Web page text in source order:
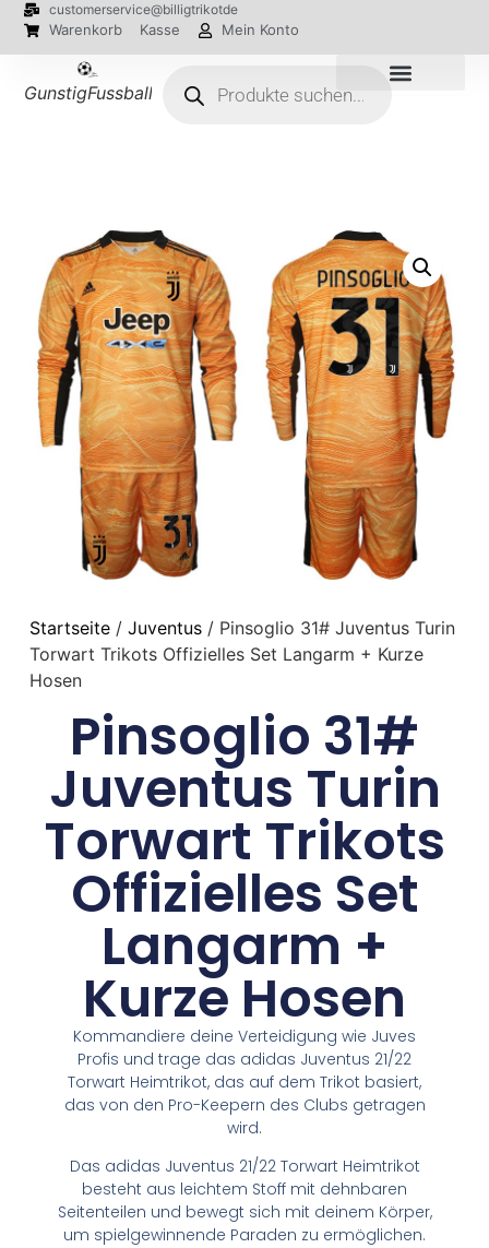
customerservice@billigtrikotde
Warenkorb Kasse Mein Konto
GunstigFussballTrikot
Startseite/ Juventus/ Pinsoglio 31# Juventus Turin
Torwart Trikots Offizielles Set Langarm + Kurze
Hosen
Pinsoglio 31#
Juventus Turin
Torwart Trikots
Offizielles Set
Langarm +
Kurze Hosen
Kommandiere deine Verteidigung wie Juves
Profis und trage das adidas Juventus 21/22
Torwart Heimtrikot, das auf dem Trikot basiert,
das von den Pro-Keepern des Clubs getragen
wird.
Das adidas Juventus 21/22 Torwart Heimtrikot
besteht aus leichtem Stoff mit dehnbaren
Seitenteilen und bewegt sich mit deinem Körper,
um spielgewinnende Paraden zu ermöglichen.